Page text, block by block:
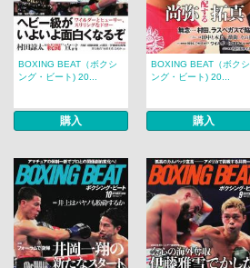
BOXING BEAT（ボクシ
ング・ビート) 20...
購入
BOXING BEAT（ボクシ
ング・ビート) 20...
購入